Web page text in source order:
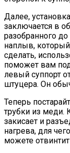
Далее,
заключается в
разобранного
наплыв,
сделать,
поможет вам
левый суппорт
штуцера. Он
Теперь
трубки из меди.
закисает и
нагрева, для
можете